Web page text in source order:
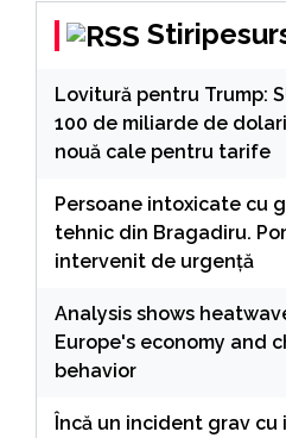
Lovitură pentru Trump:
100 de miliarde de
nouă cale pentru tarife
Persoane intoxicate cu
tehnic din Bragadiru.
intervenit de urgență
Analysis shows
Europe's economy and
behavior
Încă un incident grav